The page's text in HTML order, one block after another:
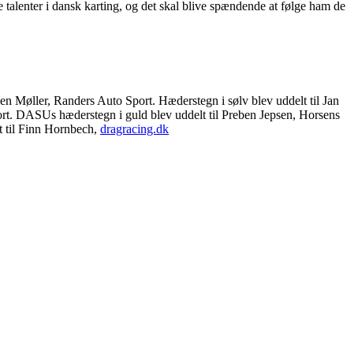
i dansk karting, og det skal blive spændende at følge ham de
Møller, Randers Auto Sport. Hæderstegn i sølv blev uddelt til Jan
DASUs hæderstegn i guld blev uddelt til Preben Jepsen, Horsens
til Finn Hornbech, dragracing.dk